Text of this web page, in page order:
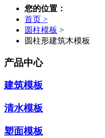
您的位置：
首页 >
圆柱模板 >
圆柱形建筑木模板
产品中心
建筑模板
清水模板
塑面模板